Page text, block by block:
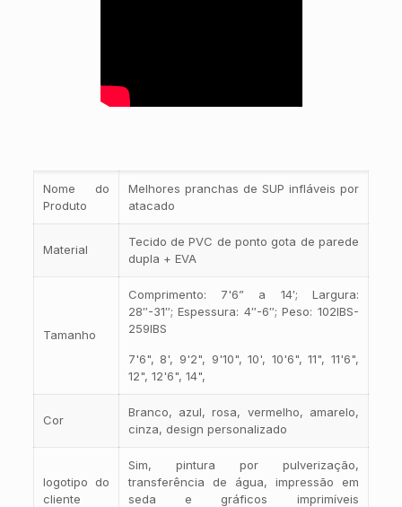
Nome do
Produto
Melhores pranchas de SUP infláveis por
atacado
Material
Tecido de PVC de ponto gota de parede
dupla + EVA
Tamanho
Comprimento: 7'6” a 14′; Largura:
28″-31″; Espessura: 4″-6″; Peso: 102IBS-
259IBS
7'6", 8', 9'2", 9'10", 10', 10'6", 11", 11'6",
12", 12'6", 14",
Cor
Branco, azul, rosa, vermelho, amarelo,
cinza, design personalizado
logotipo do
cliente
Sim, pintura por pulverização,
transferência de água, impressão em
seda e gráficos imprimíveis